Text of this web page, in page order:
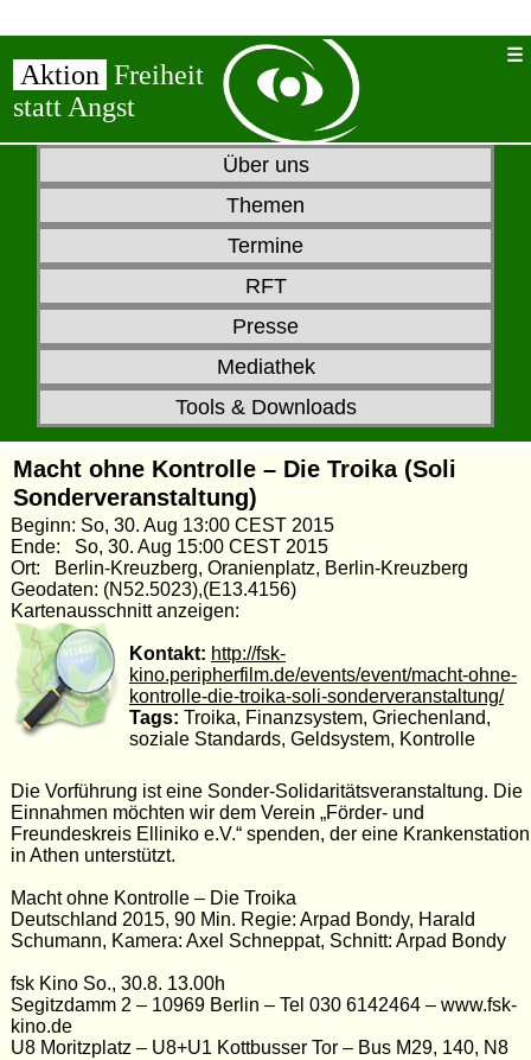
Aktion Freiheit
statt Angst
Über uns
Themen
Termine
RFT
Presse
Mediathek
Tools & Downloads
Macht ohne Kontrolle – Die Troika (Soli
Sonderveranstaltung)
Beginn: So, 30. Aug 13:00 CEST 2015
Ende: So, 30. Aug 15:00 CEST 2015
Ort: Berlin-Kreuzberg, Oranienplatz, Berlin-Kreuzberg
Geodaten: (N52.5023),(E13.4156)
Kartenausschnitt anzeigen:
Kontakt: http://fsk-
kino.peripherfilm.de/events/event/macht-ohne-
kontrolle-die-troika-soli-sonderveranstaltung/
Tags: Troika, Finanzsystem, Griechenland,
soziale Standards, Geldsystem, Kontrolle
Die Vorführung ist eine Sonder-Solidaritätsveranstaltung. Die
Einnahmen möchten wir dem Verein „Förder- und
Freundeskreis Elliniko e.V.“ spenden, der eine Krankenstation
in Athen unterstützt.
Macht ohne Kontrolle – Die Troika
Deutschland 2015, 90 Min. Regie: Arpad Bondy, Harald
Schumann, Kamera: Axel Schneppat, Schnitt: Arpad Bondy
fsk Kino So., 30.8. 13.00h
Segitzdamm 2 – 10969 Berlin – Tel 030 6142464 – www.fsk-
kino.de
U8 Moritzplatz – U8+U1 Kottbusser Tor – Bus M29, 140, N8